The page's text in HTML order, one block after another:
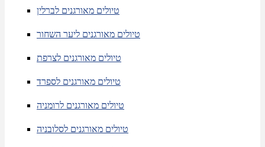
טיולים מאורגנים לברלין
טיולים מאורגנים ליער השחור
טיולים מאורגנים לצרפת
טיולים מאורגנים לספרד
טיולים מאורגנים לרומניה
טיולים מאורגנים לסלובניה